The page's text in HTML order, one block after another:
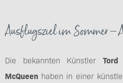
Ausflugsziel im Sommer –
Die bekannten Künstler Tord
McQueen haben in einer